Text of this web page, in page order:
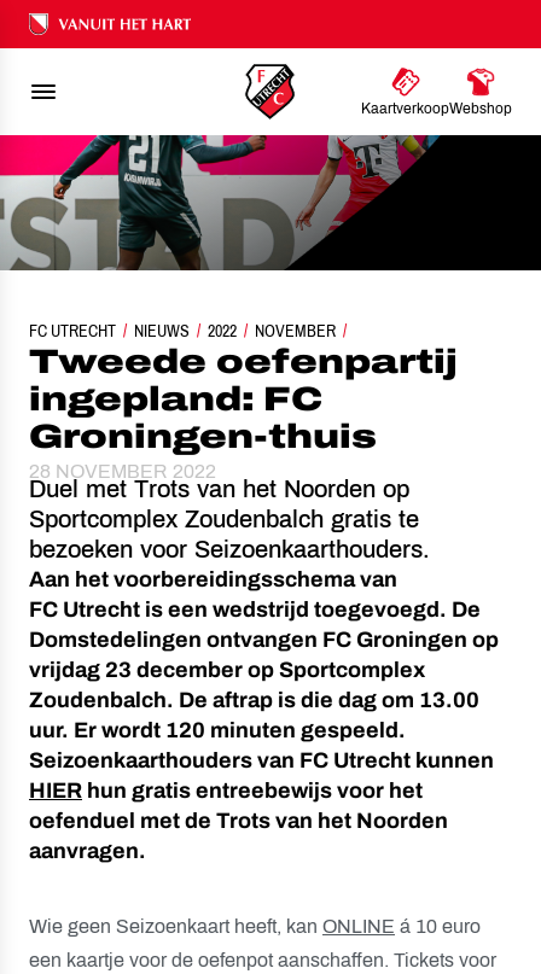
Ons nalatenschap
KaartverkoopWebshop
FC UTRECHT NIEUWS 2022 NOVEMBER
TWEEDE OEFENPARTIJ INGEPLAND: FC GRONINGEN-
Tweede oefenpartij
ingepland: FC
Groningen-thuis
28 NOVEMBER 2022
Duel met Trots van het Noorden op
Sportcomplex Zoudenbalch gratis te
bezoeken voor Seizoenkaarthouders.
Aan het voorbereidingsschema van
FC Utrecht is een wedstrijd toegevoegd. De
Domstedelingen ontvangen FC Groningen op
vrijdag 23 december op Sportcomplex
Zoudenbalch. De aftrap is die dag om 13.00
uur. Er wordt 120 minuten gespeeld.
Seizoenkaarthouders van FC Utrecht kunnen
HIER hun gratis entreebewijs voor het
oefenduel met de Trots van het Noorden
aanvragen.
Wie geen Seizoenkaart heeft, kan ONLINE á 10 euro
een kaartje voor de oefenpot aanschaffen. Tickets voor